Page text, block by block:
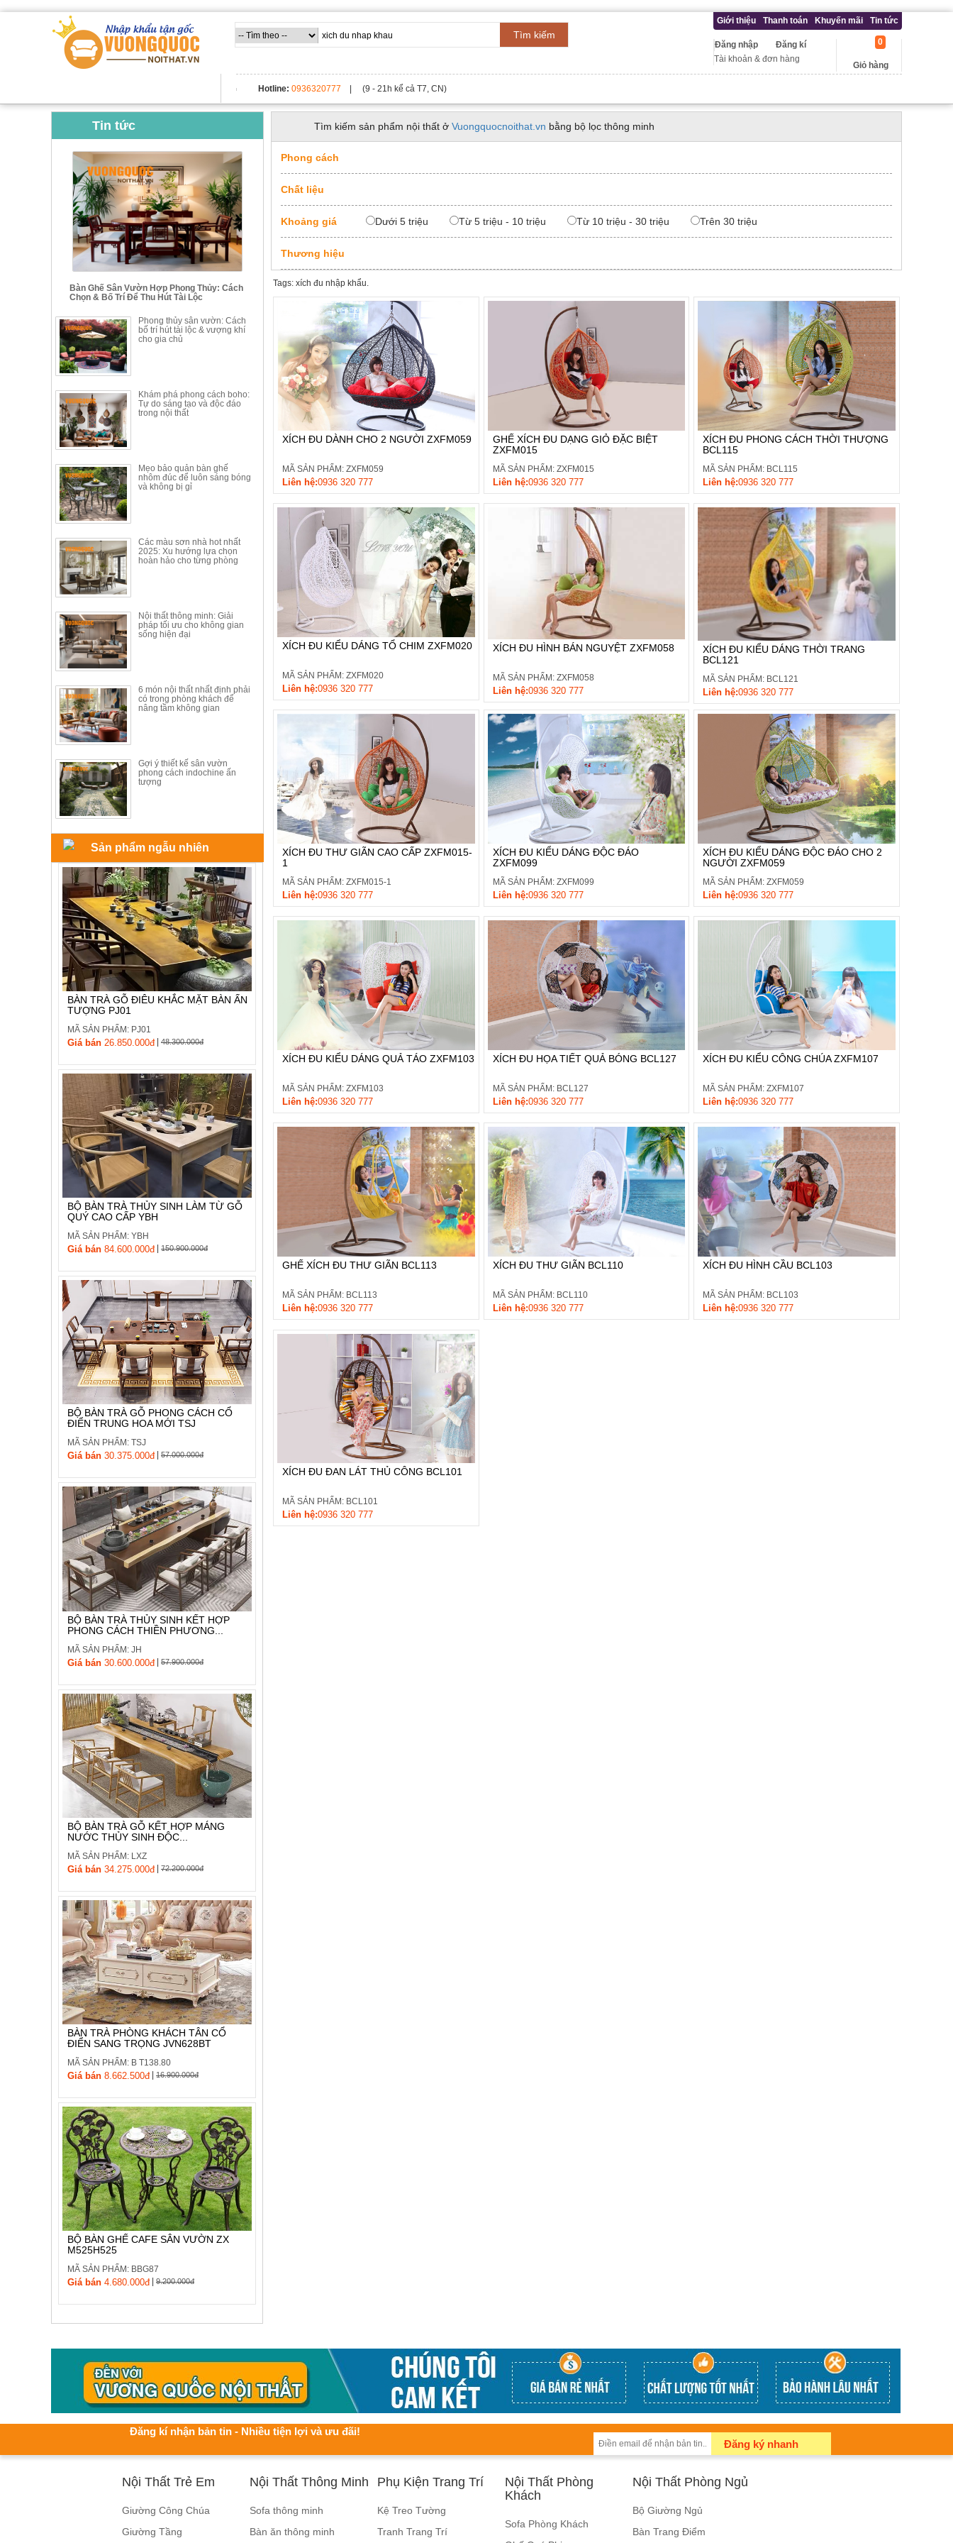
Trang
Minh
Tìm kiếm
Giới thiệu Thanh toán Khuyến mãi Tin tức
Đăng kí
Đăng nhập
Tài khoản & đơn hàng
Giỏ hàng
0
Hotline: 0936320777 | (9 - 21h kể cả T7, CN)
Tin tức
Bàn Ghế Sân Vườn Hợp Phong Thủy: Cách
Chọn & Bố Trí Để Thu Hút Tài Lộc
Phong thủy sân vườn: Cách
bố trí hút tài lộc & vượng khí
cho gia chủ
Khám phá phong cách boho:
Tự do sáng tạo và độc đáo
trong nội thất
Mẹo bảo quản bàn ghế
nhôm đúc để luôn sáng bóng
và không bị gỉ
Các màu sơn nhà hot nhất
2025: Xu hướng lựa chọn
hoàn hảo cho từng phòng
Nội thất thông minh: Giải
pháp tối ưu cho không gian
sống hiện đại
6 món nội thất nhất định phải
có trong phòng khách để
nâng tầm không gian
Gợi ý thiết kế sân vườn
phong cách indochine ấn
tượng
Sản phẩm ngẫu nhiên
BÀN TRÀ GỖ ĐIÊU KHẮC MẶT BÀN ẤN
TƯỢNG PJ01
MÃ SẢN PHẨM: PJ01
Giá bán 26.850.000đ| 48.300.000đ
BỘ BÀN TRÀ THỦY SINH LÀM TỪ GỖ
QUÝ CAO CẤP YBH
MÃ SẢN PHẨM: YBH
Giá bán 84.600.000đ| 150.900.000đ
BỘ BÀN TRÀ GỖ PHONG CÁCH CỔ
ĐIỂN TRUNG HOA MỚI TSJ
MÃ SẢN PHẨM: TSJ
Giá bán 30.375.000đ| 57.000.000đ
BỘ BÀN TRÀ THỦY SINH KẾT HỢP
PHONG CÁCH THIỀN PHƯƠNG...
MÃ SẢN PHẨM: JH
Giá bán 30.600.000đ| 57.900.000đ
BỘ BÀN TRÀ GỖ KẾT HỢP MÁNG
NƯỚC THỦY SINH ĐỘC...
MÃ SẢN PHẨM: LXZ
Giá bán 34.275.000đ| 72.200.000đ
BÀN TRÀ PHÒNG KHÁCH TÂN CỔ
ĐIỂN SANG TRỌNG JVN628BT
MÃ SẢN PHẨM: B T138.80
Giá bán 8.662.500đ| 16.900.000đ
BỘ BÀN GHẾ CAFE SÂN VƯỜN ZX
M525H525
MÃ SẢN PHẨM: BBG87
Giá bán 4.680.000đ| 9.200.000đ
Tìm kiếm sản phẩm nội thất ở Vuongquocnoithat.vn bằng bộ lọc thông minh
Phong cách
Chất liệu
Khoảng giá Dưới 5 triệu Từ 5 triệu - 10 triệu Từ 10 triệu - 30 triệu Trên 30 triệu
Thương hiệu
Tags: xích đu nhập khẩu.
XÍCH ĐU DÀNH CHO 2 NGƯỜI ZXFM059
MÃ SẢN PHẨM: ZXFM059
Liên hệ:0936 320 777
GHẾ XÍCH ĐU DẠNG GIỎ ĐẶC BIỆT
ZXFM015
MÃ SẢN PHẨM: ZXFM015
Liên hệ:0936 320 777
XÍCH ĐU PHONG CÁCH THỜI THƯỢNG
BCL115
MÃ SẢN PHẨM: BCL115
Liên hệ:0936 320 777
XÍCH ĐU KIỂU DÁNG TỔ CHIM ZXFM020
MÃ SẢN PHẨM: ZXFM020
Liên hệ:0936 320 777
XÍCH ĐU HÌNH BÁN NGUYỆT ZXFM058
MÃ SẢN PHẨM: ZXFM058
Liên hệ:0936 320 777
XÍCH ĐU KIỂU DÁNG THỜI TRANG
BCL121
MÃ SẢN PHẨM: BCL121
Liên hệ:0936 320 777
XÍCH ĐU THƯ GIÃN CAO CẤP ZXFM015-
1
MÃ SẢN PHẨM: ZXFM015-1
Liên hệ:0936 320 777
XÍCH ĐU KIỂU DÁNG ĐỘC ĐÁO
ZXFM099
MÃ SẢN PHẨM: ZXFM099
Liên hệ:0936 320 777
XÍCH ĐU KIỂU DÁNG ĐỘC ĐÁO CHO 2
NGƯỜI ZXFM059
MÃ SẢN PHẨM: ZXFM059
Liên hệ:0936 320 777
XÍCH ĐU KIỂU DÁNG QUẢ TÁO ZXFM103
MÃ SẢN PHẨM: ZXFM103
Liên hệ:0936 320 777
XÍCH ĐU HỌA TIẾT QUẢ BÓNG BCL127
MÃ SẢN PHẨM: BCL127
Liên hệ:0936 320 777
XÍCH ĐU KIỂU CÔNG CHÚA ZXFM107
MÃ SẢN PHẨM: ZXFM107
Liên hệ:0936 320 777
GHẾ XÍCH ĐU THƯ GIÃN BCL113
MÃ SẢN PHẨM: BCL113
Liên hệ:0936 320 777
XÍCH ĐU THƯ GIÃN BCL110
MÃ SẢN PHẨM: BCL110
Liên hệ:0936 320 777
XÍCH ĐU HÌNH CẦU BCL103
MÃ SẢN PHẨM: BCL103
Liên hệ:0936 320 777
XÍCH ĐU ĐAN LÁT THỦ CÔNG BCL101
MÃ SẢN PHẨM: BCL101
Liên hệ:0936 320 777
Đăng kí nhận bản tin - Nhiều tiện lợi và ưu đãi!
Đăng ký nhanh
Nội Thất Trẻ Em
Giường Công Chúa
Giường Tầng
Nội Thất Thông Minh
Sofa thông minh
Bàn ăn thông minh
Phụ Kiện Trang Trí
Kệ Treo Tường
Tranh Trang Trí
Nội Thất Phòng
Khách
Sofa Phòng Khách
Nội Thất Phòng Ngủ
Bộ Giường Ngủ
Bàn Trang Điểm